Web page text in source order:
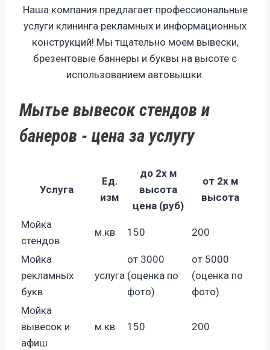
Наша компания предлагает профессиональные
услуги клининга рекламных и информационных
конструкций! Мы тщательно моем вывески,
брезентовые баннеры и буквы на высоте с
использованием автовышки.
Мытье вывесок стендов и
банеров - цена за услугу
Услуга
Ед.
изм
до 2х м
высота
цена (руб)
от 2х м
высота
Мойка
стендов
м.кв 150 200
Мойка
рекламных
букв
услуга
от 3000
(оценка по
фото)
от 5000
(оценка по
фото)
Мойка
вывесок и
афиш
м.кв 150 200